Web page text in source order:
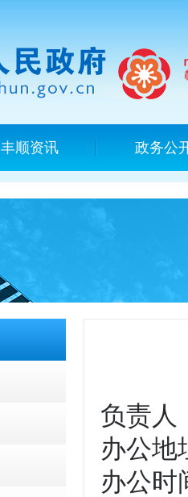
丰顺资讯 政务公
负责人
办公地
办公时